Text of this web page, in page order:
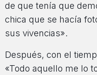
de que tenía que
chica que se hacía
sus vivencias».
Después, con el
«Todo aquello me lo